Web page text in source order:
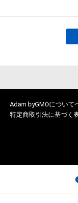
Adam byGMOについて
特定商取引法に基づく